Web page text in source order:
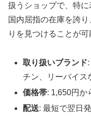
扱うショップで、特に
国内屈指の在庫を誇
りを見つけることが可
取り扱いブランド
チン、リーバイス
価格帯: 1,650円か
配送: 最短で翌日